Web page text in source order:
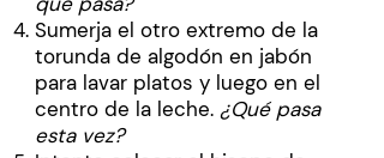
Sumerja el otro extremo de la
torunda de algodón en jabón
para lavar platos y luego en el
centro de la leche. ¿Qué pasa
esta vez?